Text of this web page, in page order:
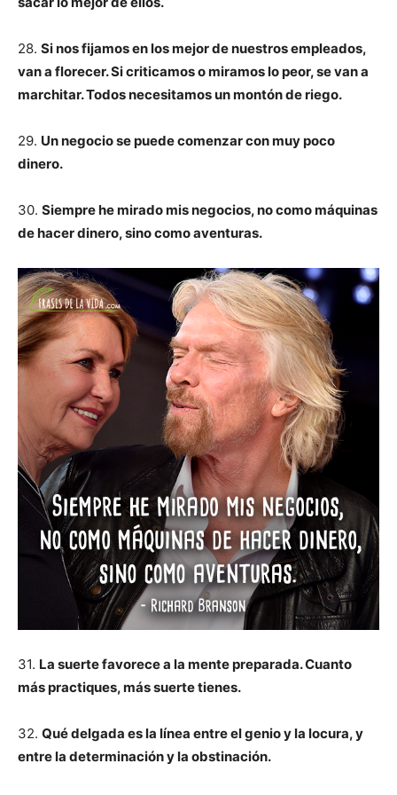
28. Si nos fijamos en los mejor de nuestros empleados,
van a florecer. Si criticamos o miramos lo peor, se van a
marchitar. Todos necesitamos un montón de riego.
29. Un negocio se puede comenzar con muy poco
dinero.
30. Siempre he mirado mis negocios, no como máquinas
de hacer dinero, sino como aventuras.
31. La suerte favorece a la mente preparada. Cuanto
más practiques, más suerte tienes.
32. Qué delgada es la línea entre el genio y la locura, y
entre la determinación y la obstinación.